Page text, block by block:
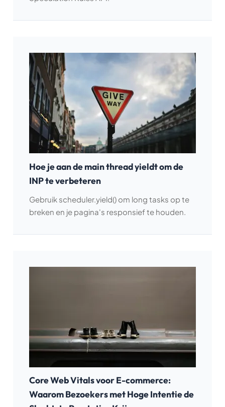
Hoe je aan de main thread yieldt om de
INP te verbeteren
Gebruik scheduler.yield() om long tasks op te
breken en je pagina's responsief te houden.
Core Web Vitals voor E-commerce:
Waarom Bezoekers met Hoge Intentie de